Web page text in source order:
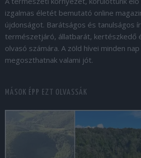
izgalmas életét bemutató online
újdonságot. Barátságos és tanulságos
természetjáró, állatbarát, kertészkedő
olvasó számára. A zöld hívei minden
megoszthatnak valami jót.
MÁSOK ÉPP EZT OLVASSÁK